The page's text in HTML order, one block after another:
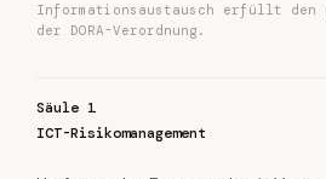
Informationsaustausch erfüllt den
der DORA-Verordnung.
Säule 1
ICT-Risikomanagement